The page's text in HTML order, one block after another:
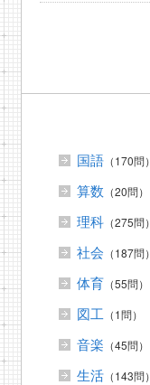
国語（170問）
算数 （20問）
理科（275問）
社会 （187問）
体育（55問）
図工 （1問）
音楽 （45問）
生活（143問）